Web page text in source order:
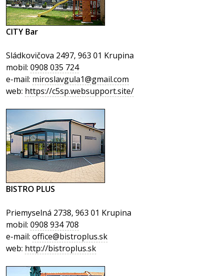
CITY Bar
Sládkovičova 2497, 963 01 Krupina
mobil: 0908 035 724
e-mail: miroslavgula1@gmail.com
web: https://c5sp.websupport.site/
BISTRO PLUS
Priemyselná 2738, 963 01 Krupina
mobil: 0908 934 708
e-mail: office@bistroplus.sk
web: http://bistroplus.sk